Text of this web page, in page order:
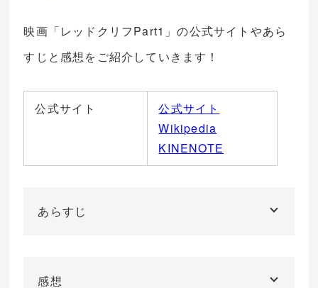
映画「レッドクリフPart1」の公式サイトやあら
すじと感想をご紹介していきます！
公式サイト
公式サイト
Wikipedia
KINENOTE
あらすじ
感想